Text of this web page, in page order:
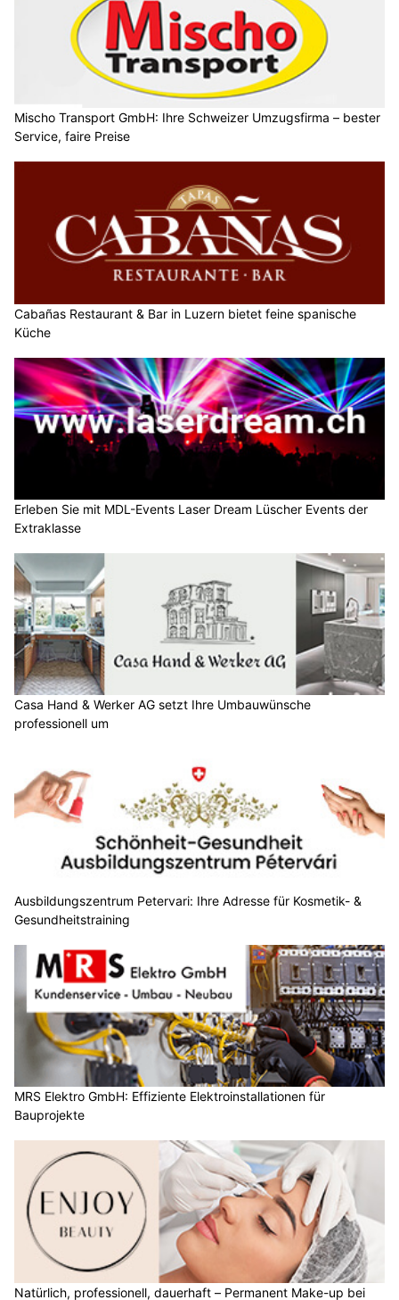
Mischo Transport GmbH: Ihre Schweizer Umzugsfirma – bester
Service, faire Preise
Cabañas Restaurant & Bar in Luzern bietet feine spanische
Küche
Erleben Sie mit MDL-Events Laser Dream Lüscher Events der
Extraklasse
Casa Hand & Werker AG setzt Ihre Umbauwünsche
professionell um
Ausbildungszentrum Petervari: Ihre Adresse für Kosmetik- &
Gesundheitstraining
MRS Elektro GmbH: Effiziente Elektroinstallationen für
Bauprojekte
Natürlich, professionell, dauerhaft – Permanent Make-up bei